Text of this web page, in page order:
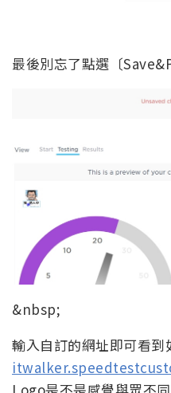
最後別忘了點選〔
&nbsp;
輸入自訂的網址即可看到